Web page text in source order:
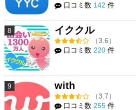
口コミ数 142 件
8 イククル
（3.6）
口コミ数 220 件
9 with
（3.7）
口コミ数 255 件